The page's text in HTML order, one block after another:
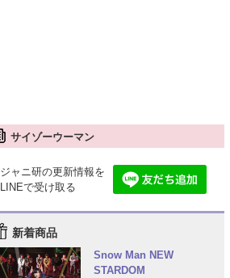
サイゾーウーマン
ジャニ研の更新情報を
LINEで受け取る
新着商品
Snow Man NEW
STARDOM